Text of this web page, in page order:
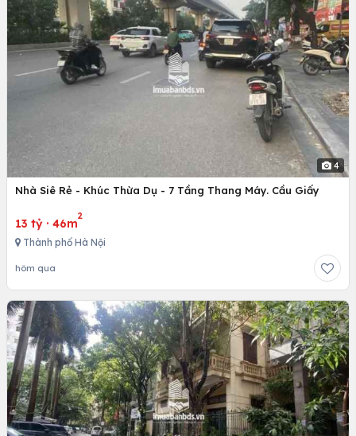
4
Nhà Siê Rẻ - Khúc Thừa Dụ - 7 Tầng Thang Máy. Cầu Giấy
13 tỷ · 46m
2
Thành phố Hà Nội
hôm qua